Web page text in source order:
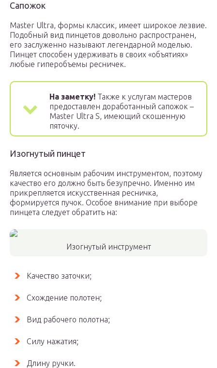
Сапожок
Master Ultra, формы классик, имеет широкое лезвие.
Подобный вид пинцетов довольно распространен,
его заслуженно называют легендарной моделью.
Пинцет способен удерживать в своих «объятиях»
любые гиперобъемы ресничек.
На заметку! Также к услугам мастеров
предоставлен доработанный сапожок –
Master Ultra S, имеющий скошенную
пяточку.
Изогнутый пинцет
Является основным рабочим инструментом, поэтому
качество его должно быть безупречно. Именно им
прикрепляется искусственная ресничка,
формируется пучок. Особое внимание при выборе
пинцета следует обратить на:
Изогнутый инструмент
Качество заточки;
Схождение полотен;
Вид рабочего полотна;
Силу нажатия;
Длину ручки.